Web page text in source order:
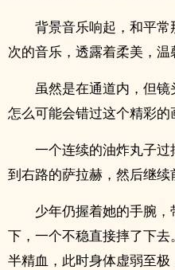
背景音乐响起，和平
次的音乐，透露着柔美，温
虽然是在通道内，但
怎么可能会错过这个精彩的
一个连续的油炸丸子
到右路的萨拉赫，然后继续
少年仍握着她的手腕
下，一个不稳直接摔了下
半精血，此时身体虚弱至